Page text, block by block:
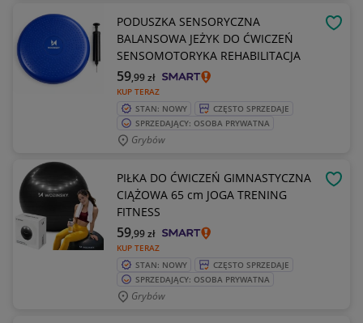
PODUSZKA SENSORYCZNA
BALANSOWA JEŻYK DO ĆWICZEŃ
SENSOMOTORYKA REHABILITACJA
KUP TERAZ
59,99zł
STAN: NOWY
CZĘSTO SPRZEDAJE
SPRZEDAJĄCY: OSOBA PRYWATNA
Grybów
PIŁKA DO ĆWICZEŃ GIMNASTYCZNA
CIĄŻOWA 65 cm JOGA TRENING
FITNESS
KUP TERAZ
59,99zł
STAN: NOWY
CZĘSTO SPRZEDAJE
SPRZEDAJĄCY: OSOBA PRYWATNA
Grybów